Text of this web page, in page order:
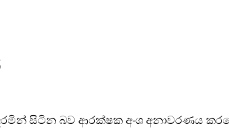
සිටින බව ආරක්ෂක අංශ අනාවරණය